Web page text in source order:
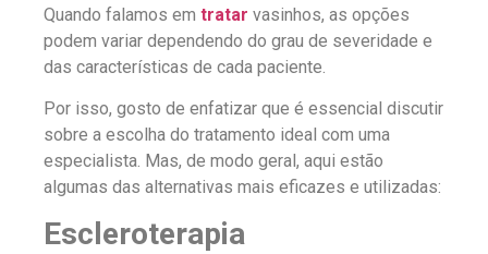
Quando falamos em tratar vasinhos, as opções
podem variar dependendo do grau de severidade e
das características de cada paciente.
Por isso, gosto de enfatizar que é essencial discutir
sobre a escolha do tratamento ideal com uma
especialista. Mas, de modo geral, aqui estão
algumas das alternativas mais eficazes e utilizadas:
Escleroterapia